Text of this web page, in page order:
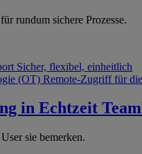
rundum sichere Prozesse.
Sicher, flexibel, einheitlich
(OT) Remote-Zugriff für
in Echtzeit
sie bemerken.